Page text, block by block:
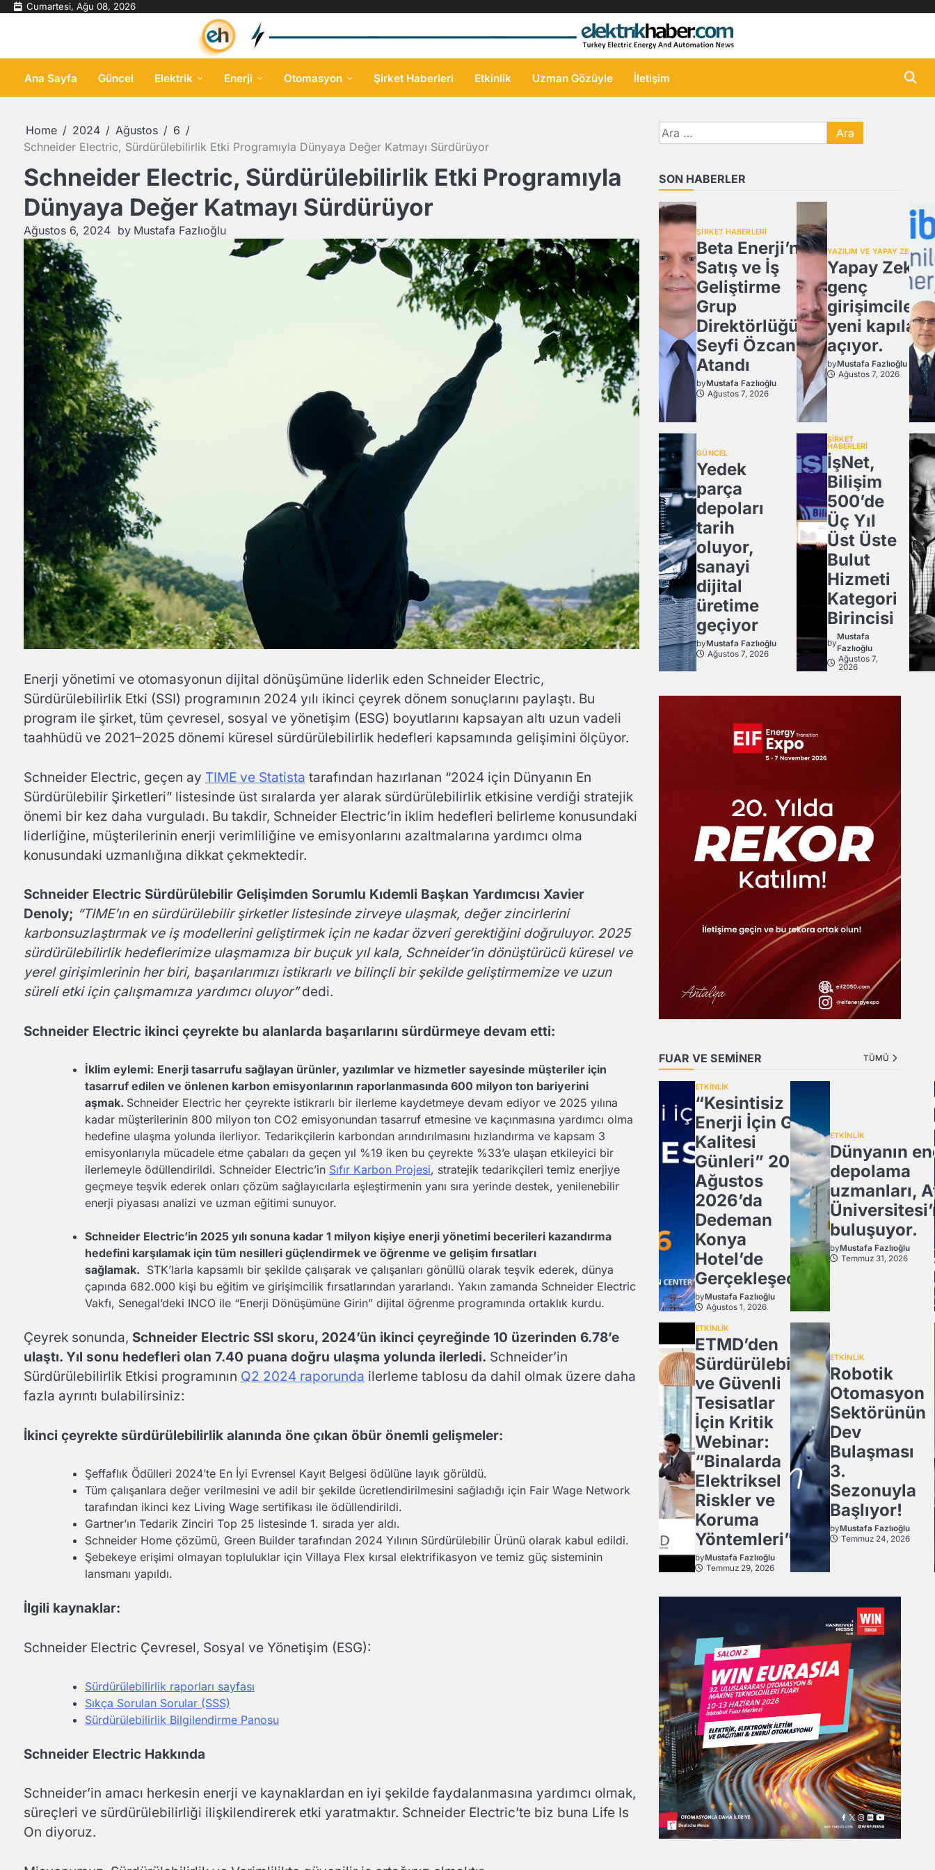
Skip Cumartesi, Ağu 08, 2026
Ana Sayfa Güncel Elektrik Enerji Otomasyon Şirket Haberleri Etkinlik Uzman Gözüyle İletişim
Home 2024 Ağustos
6
Schneider Electric, Sürdürülebilirlik Etki Programıyla Dünyaya Değer Katmayı Sürdürüyor
Schneider Electric, Sürdürülebilirlik Etki Programıyla
Dünyaya Değer Katmayı Sürdürüyor
Ağustos 6, 2024 by Mustafa Fazlıoğlu
Enerji yönetimi ve otomasyonun dijital dönüşümüne liderlik eden Schneider Electric,
Sürdürülebilirlik Etki (SSI) programının 2024 yılı ikinci çeyrek dönem sonuçlarını paylaştı. Bu
program ile şirket, tüm çevresel, sosyal ve yönetişim (ESG) boyutlarını kapsayan altı uzun vadeli
taahhüdü ve 2021–2025 dönemi küresel sürdürülebilirlik hedefleri kapsamında gelişimini ölçüyor.
Schneider Electric, geçen ay TIME ve Statista tarafından hazırlanan “2024 için Dünyanın En
Sürdürülebilir Şirketleri” listesinde üst sıralarda yer alarak sürdürülebilirlik etkisine verdiği stratejik
önemi bir kez daha vurguladı. Bu takdir, Schneider Electric’in iklim hedefleri belirleme konusundaki
liderliğine, müşterilerinin enerji verimliliğine ve emisyonlarını azaltmalarına yardımcı olma
konusundaki uzmanlığına dikkat çekmektedir.
Schneider Electric Sürdürülebilir Gelişimden Sorumlu Kıdemli Başkan Yardımcısı Xavier
Denoly; “TIME’ın en sürdürülebilir şirketler listesinde zirveye ulaşmak, değer zincirlerini
karbonsuzlaştırmak ve iş modellerini geliştirmek için ne kadar özveri gerektiğini doğruluyor. 2025
sürdürülebilirlik hedeflerimize ulaşmamıza bir buçuk yıl kala, Schneider’in dönüştürücü küresel ve
yerel girişimlerinin her biri, başarılarımızı istikrarlı ve bilinçli bir şekilde geliştirmemize ve uzun
süreli etki için çalışmamıza yardımcı oluyor”dedi.
Schneider Electric ikinci çeyrekte bu alanlarda başarılarını sürdürmeye devam etti:
İklim eylemi: Enerji tasarrufu sağlayan ürünler, yazılımlar ve hizmetler sayesinde müşteriler için
tasarruf edilen ve önlenen karbon emisyonlarının raporlanmasında 600 milyon ton bariyerini
aşmak. Schneider Electric her çeyrekte istikrarlı bir ilerleme kaydetmeye devam ediyor ve 2025 yılına
kadar müşterilerinin 800 milyon ton CO2 emisyonundan tasarruf etmesine ve kaçınmasına yardımcı olma
hedefine ulaşma yolunda ilerliyor. Tedarikçilerin karbondan arındırılmasını hızlandırma ve kapsam 3
emisyonlarıyla mücadele etme çabaları da geçen yıl %19 iken bu çeyrekte %33’e ulaşan etkileyici bir
ilerlemeyle ödüllendirildi. Schneider Electric’in Sıfır Karbon Projesi, stratejik tedarikçileri temiz enerjiye
geçmeye teşvik ederek onları çözüm sağlayıcılarla eşleştirmenin yanı sıra yerinde destek, yenilenebilir
enerji piyasası analizi ve uzman eğitimi sunuyor.
Schneider Electric’in 2025 yılı sonuna kadar 1 milyon kişiye enerji yönetimi becerileri kazandırma
hedefini karşılamak için tüm nesilleri güçlendirmek ve öğrenme ve gelişim fırsatları
sağlamak. STK’larla kapsamlı bir şekilde çalışarak ve çalışanları gönüllü olarak teşvik ederek, dünya
çapında 682.000 kişi bu eğitim ve girişimcilik fırsatlarından yararlandı. Yakın zamanda Schneider Electric
Vakfı, Senegal’deki INCO ile “Enerji Dönüşümüne Girin” dijital öğrenme programında ortaklık kurdu.
Çeyrek sonunda, Schneider Electric SSI skoru, 2024’ün ikinci çeyreğinde 10 üzerinden 6.78’e
ulaştı. Yıl sonu hedefleri olan 7.40 puana doğru ulaşma yolunda ilerledi. Schneider’in
Sürdürülebilirlik Etkisi programının Q2 2024 raporunda ilerleme tablosu da dahil olmak üzere daha
fazla ayrıntı bulabilirsiniz:
İkinci çeyrekte sürdürülebilirlik alanında öne çıkan öbür önemli gelişmeler:
Şeffaflık Ödülleri 2024’te En İyi Evrensel Kayıt Belgesi ödülüne layık görüldü.
Tüm çalışanlara değer verilmesini ve adil bir şekilde ücretlendirilmesini sağladığı için Fair Wage Network
tarafından ikinci kez Living Wage sertifikası ile ödüllendirildi.
Gartner’ın Tedarik Zinciri Top 25 listesinde 1. sırada yer aldı.
Schneider Home çözümü, Green Builder tarafından 2024 Yılının Sürdürülebilir Ürünü olarak kabul edildi.
Şebekeye erişimi olmayan topluluklar için Villaya Flex kırsal elektrifikasyon ve temiz güç sisteminin
lansmanı yapıldı.
İlgili kaynaklar:
Schneider Electric Çevresel, Sosyal ve Yönetişim (ESG):
Sürdürülebilirlik raporları sayfası
Sıkça Sorulan Sorular (SSS)
Sürdürülebilirlik Bilgilendirme Panosu
Schneider Electric Hakkında
Schneider’in amacı herkesin enerji ve kaynaklardan en iyi şekilde faydalanmasına yardımcı olmak,
süreçleri ve sürdürülebilirliği ilişkilendirerek etki yaratmaktır. Schneider Electric’te biz buna Life Is
On diyoruz.
Arama:
SON HABERLER
ŞİRKET HABERLERİ
Beta Enerji’nin
Satış ve İş
Geliştirme
Grup
Direktörlüğü’ne
Seyfi Özcan
Atandı
byMustafa Fazlıoğlu
Ağustos 7, 2026
YAZILIM VE YAPAY ZEKA
Yapay Zeka,
genç
girişimcilere
yeni kapılar
açıyor.
byMustafa Fazlıoğlu
Ağustos 7, 2026
GÜNCEL
Yedek
parça
depoları
tarih
oluyor,
sanayi
dijital
üretime
geçiyor
byMustafa Fazlıoğlu
Ağustos 7, 2026
ŞİRKET
HABERLERİ
İşNet,
Bilişim
500’de
Üç Yıl
Üst Üste
Bulut
Hizmeti
Kategori
Birincisi
by
Mustafa
Fazlıoğlu
Ağustos 7,
2026
FUAR VE SEMİNER TÜMÜ
ETKİNLİK
“Kesintisiz
Enerji İçin Güç
Kalitesi
Günleri” 20
Ağustos
2026’da
Dedeman
Konya
Hotel’de
Gerçekleşecek
byMustafa Fazlıoğlu
Ağustos 1, 2026
ETKİNLİK
Dünyanın
depolama
uzmanları,
buluşuyor.
byMustafa Fazlıoğlu
Temmuz 31, 2026
ETKİNLİK
ETMD’den
Sürdürülebilir
ve Güvenli
Tesisatlar
İçin Kritik
Webinar:
“Binalarda
Elektriksel
Riskler ve
Koruma
Yöntemleri”
byMustafa Fazlıoğlu
Temmuz 29, 2026
ETKİNLİK
Robotik
Otomasyon
Sektörünün
Dev
Bulaşması
3.
Sezonuyla
Başlıyor!
byMustafa Fazlıoğlu
Temmuz 24, 2026